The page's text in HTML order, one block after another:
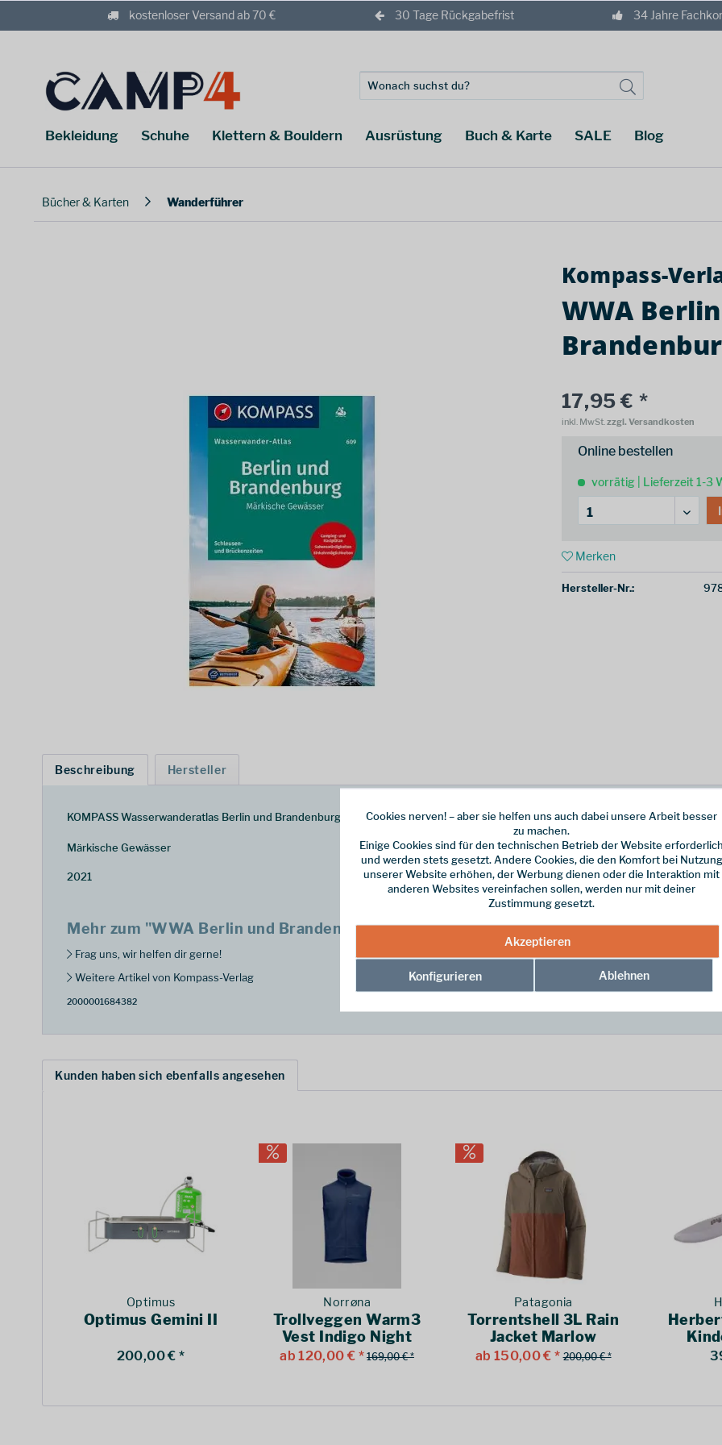
kostenloser Versand ab 70 € 30 Tage Rückgabefrist 34 Jahre
Bekleidung Schuhe Klettern & Bouldern Ausrüstung Buch & Karte SALE Blog
Bücher & Karten Wanderführer
Kompass-
WWA
17,95 € *
inkl. MwSt.zzgl. Versandkosten
Online bestellen
vorrätig | Lieferzeit 1-3
Merken
Hersteller-Nr.:
Beschreibung Hersteller
KOMPASS Wasserwanderatlas Berlin und Brandenburg
Märkische Gewässer
2021
Mehr zum "WWA Berlin und Brandenburg"
Frag uns, wir helfen dir gerne!
Weitere Artikel von Kompass-Verlag
2000001684382
Kunden haben sich ebenfalls angesehen
Optimus
Optimus Gemini II
200,00 € *
Norrøna
Trollveggen Warm3
Vest Indigo Night
ab 120,00 € * 169,00 € *
Patagonia
Torrentshell 3L Rain
Jacket Marlow
Brown
ab 150,00 € * 200,00 € *
Cookies nerven! – aber sie helfen uns auch dabei unsere Arbeit besser
zu machen.
Einige Cookies sind für den technischen Betrieb der Website
und werden stets gesetzt. Andere Cookies, die den Komfort bei Nutzung
unserer Website erhöhen, der Werbung dienen oder die Interaktion mit
anderen Websites vereinfachen sollen, werden nur mit deiner
Zustimmung gesetzt.
Akzeptieren
Konfigurieren Ablehnen